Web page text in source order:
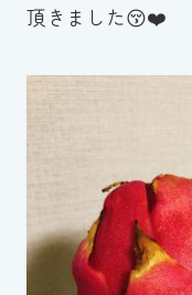
頂きました😚❤️